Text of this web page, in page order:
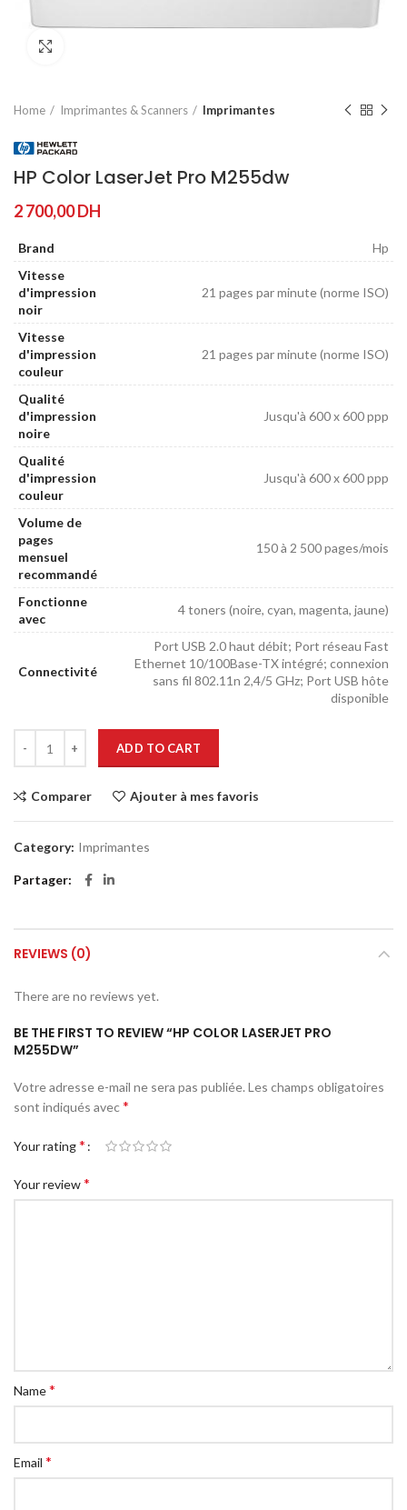
Home Imprimantes & Scanners Imprimantes
HP Color LaserJet Pro M255dw
2 700,00DH
Brand
Hp
Vitesse
d'impression
noir
21 pages par minute (norme ISO)
Vitesse
d'impression
couleur
21 pages par minute (norme ISO)
Qualité
d'impression
noire
Jusqu'à 600 x 600 ppp
Qualité
d'impression
couleur
Jusqu'à 600 x 600 ppp
Volume de
pages
mensuel
recommandé
150 à 2 500 pages/mois
Fonctionne
avec
4 toners (noire, cyan, magenta, jaune)
Connectivité
Port USB 2.0 haut débit; Port réseau Fast
Ethernet 10/100Base-TX intégré; connexion
sans fil 802.11n 2,4/5 GHz; Port USB hôte
disponible
ADD TO CART
Comparer Ajouter à mes favoris
Category: Imprimantes
Partager
REVIEWS (0)
There are no reviews yet.
BE THE FIRST TO REVIEW “HP COLOR LASERJET PRO
M255DW”
Votre adresse e-mail ne sera pas publiée. Les champs obligatoires
sont indiqués avec*
Your rating*
Your review*
Name*
Email *